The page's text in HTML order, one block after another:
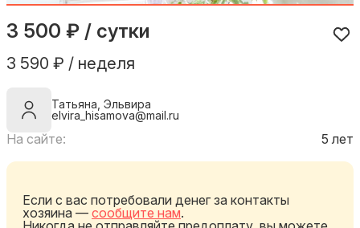
3 500 ₽ / сутки
3 590 ₽ / неделя
Татьяна, Эльвира
elvira_hisamova@mail.ru
На сайте: 5 лет
Если с вас потребовали денег за контакты
хозяина — сообщите нам.